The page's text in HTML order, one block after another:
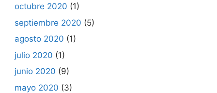
octubre 2020 (1)
septiembre 2020 (5)
agosto 2020 (1)
julio 2020 (1)
junio 2020 (9)
mayo 2020 (3)